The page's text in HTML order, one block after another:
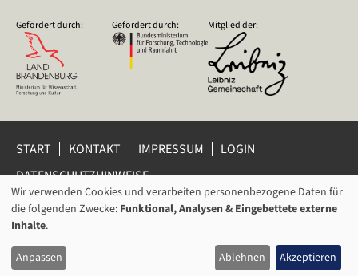
Gefördert durch: Gefördert durch: Mitglied der:
START KONTAKT IMPRESSUM
LOGIN
DATENSCHUTZHINWEISE
DATENSCHUTZ-EINSTELLUNGEN
HINWEISGEBERSCHUTZ
(ZZF) e.V.
VERWENDUNG
VON
PERSONENBEZOGENEN
Wir verwenden Cookies und verarbeiten personenbezogene Daten für
die folgenden Zwecke: Funktional, Analysen & Eingebettete externe
Inhalte.
Anpassen Ablehnen Akzeptieren